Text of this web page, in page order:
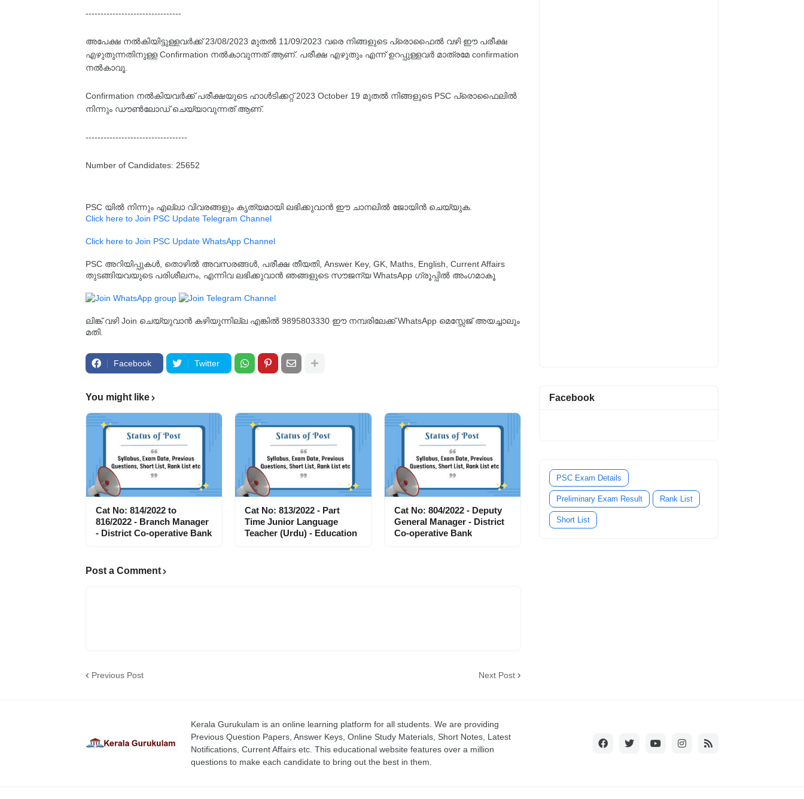
--------------------------------
അപേക്ഷ നൽകിയിട്ടുള്ളവർക്ക് 23/08/2023 മുതൽ 11/09/2023 വരെ നിങ്ങളുടെ പ്രൊഫൈൽ വഴി ഈ പരീക്ഷ
എഴുതുന്നതിനുള്ള Confirmation നൽകാവുന്നത് ആണ്. പരീക്ഷ എഴുതും എന്ന് ഉറപ്പുള്ളവർ മാത്രമേ confirmation
നൽകാവൂ.
Confirmation നൽകിയവർക്ക് പരീക്ഷയുടെ ഹാൾടിക്കറ്റ് 2023 October 19 മുതൽ നിങ്ങളുടെ PSC പ്രൊഫൈലിൽ
നിന്നും ഡൗൺലോഡ് ചെയ്യാവുന്നത് ആണ്.
----------------------------------
Number of Candidates: 25652
PSC യിൽ നിന്നും എല്ലാ വിവരങ്ങളും കൃത്യമായി ലഭിക്കുവാൻ ഈ ചാനലിൽ ജോയിൻ ചെയ്യുക.
Click here to Join PSC Update Telegram Channel
Click here to Join PSC Update WhatsApp Channel
PSC അറിയിപ്പുകൾ, തൊഴിൽ അവസരങ്ങൾ, പരീക്ഷ തീയതി, Answer Key, GK, Maths, English, Current Affairs
തുടങ്ങിയവയുടെ പരിശീലനം, എന്നിവ ലഭിക്കുവാൻ ഞങ്ങളുടെ സൗജന്യ WhatsApp ഗ്രൂപ്പിൽ അംഗമാകൂ
ലിങ്ക് വഴി Join ചെയ്യുവാൻ കഴിയുന്നില്ല എങ്കിൽ 9895803330 ഈ നമ്പരിലേക്ക് WhatsApp മെസ്സേജ് അയച്ചാലും
മതി.
Facebook Twitter
You might like
Cat No: 814/2022 to
816/2022 - Branch Manager
- District Co-operative Bank
Cat No: 813/2022 - Part
Time Junior Language
Teacher (Urdu) - Education
Cat No: 804/2022 - Deputy
General Manager - District
Co-operative Bank
Post a Comment
Previous Post Next Post
Facebook
PSC Exam Details
Preliminary Exam Result Rank List
Short List
Kerala Gurukulam is an online learning platform for all students. We are providing
Previous Question Papers, Answer Keys, Online Study Materials, Short Notes, Latest
Notifications, Current Affairs etc. This educational website features over a million
questions to make each candidate to bring out the best in them.